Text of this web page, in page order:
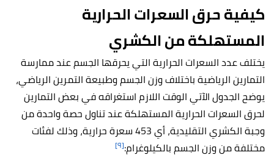
كيفية حرق السعرات الحرارية
المستهلكة من الكشري
يختلف عدد السعرات الحرارية التي يحرقها الجسم عند ممارسة
التمارين الرياضية باختلاف وزن الجسم وطبيعة التمرين الرياضي،
يوضح الجدول الآتي الوقت اللازم استغراقه في بعض التمارين
لحرق السعرات الحرارية المستهلكة عند تناول حصة واحدة من
وجبة الكشري التقليدية، أي 453 سعرة حرارية، وذلك لفئات
مختلفة من وزن الجسم بالكيلوغرام:[٩]